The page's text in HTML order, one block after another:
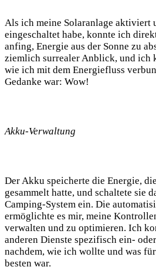
Als‍ ich meine Solaranlage aktiviert
eingeschaltet habe, konnte ⁢ich
anfing,‍ Energie aus der Sonne zu
ziemlich‌ surrealer Anblick, und​ ich
wie ​ich mit dem Energiefluss
Gedanke war: Wow!
Akku-Verwaltung
Der Akku speicherte die Energie,
gesammelt hatte, und schaltete​ sie
Camping-System ein. Die⁢
ermöglichte es mir, meine
verwalten und⁣ zu​ optimieren. Ich
anderen⁣ Dienste spezifisch ein-
nachdem, ​wie ich wollte ⁤und was
besten war.